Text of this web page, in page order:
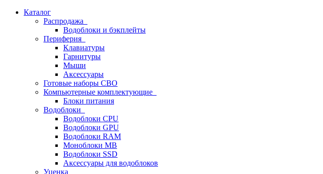
Каталог
Распродажа
Водоблоки и бэкплейты
Периферия
Клавиатуры
Гарнитуры
Мыши
Аксессуары
Готовые наборы СВО
Компьютерные комплектующие
Блоки питания
Водоблоки
Водоблоки CPU
Водоблоки GPU
Водоблоки RAM
Моноблоки MB
Водоблоки SSD
Аксессуары для водоблоков
Уценка